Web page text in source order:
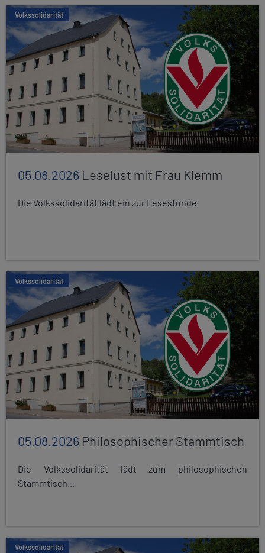
Volkssolidarität
05.08.2026 Leselust mit Frau Klemm
Die Volkssolidarität lädt ein zur Lesestunde
Volkssolidarität
05.08.2026 Philosophischer Stammtisch
Die Volkssolidarität lädt zum philosophischen
Stammtisch...
Volkssolidarität